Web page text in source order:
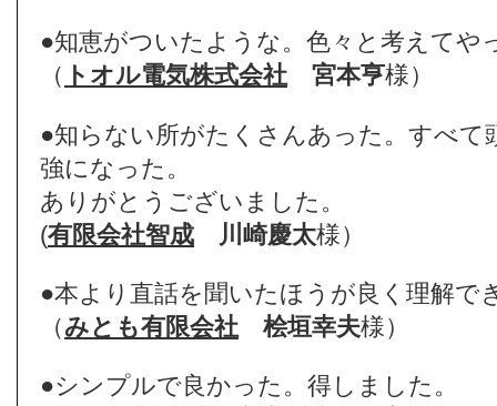
●知恵がついたような。色々と考えてや
（ トオル電気株式会社 宮本亨様）
●知らない所がたくさんあった。すべて
強になった。
ありがとうございました。
(有限会社智成 川崎慶太様）
●本より直話を聞いたほうが良く理解で
（みとも有限会社 桧垣幸夫様）
●シンプルで良かった。得しました。